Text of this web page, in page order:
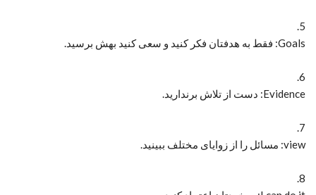
5.
Goals: فقط به هدفتان فکر کنید و سعی کنید بهش برسید.
6.
Evidence: دست از تلاش برندارید.
7.
view: مسائل را از زوایای مختلف ببینید.
8.